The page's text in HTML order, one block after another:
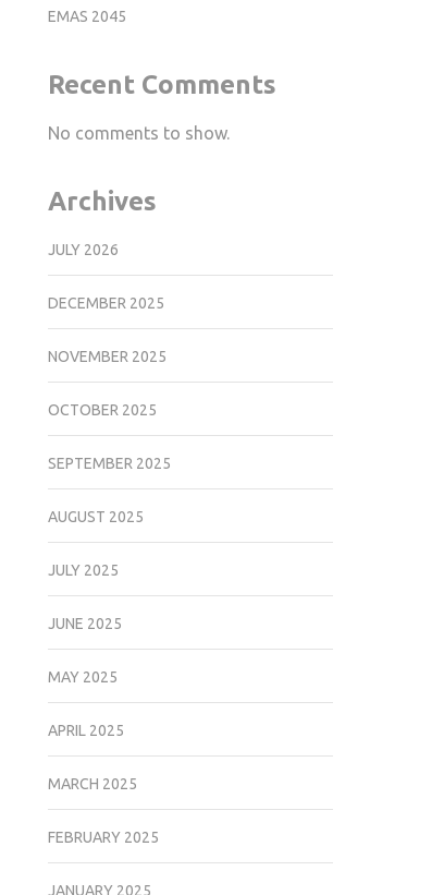
EMAS 2045
Recent Comments
No comments to show.
Archives
JULY 2026
DECEMBER 2025
NOVEMBER 2025
OCTOBER 2025
SEPTEMBER 2025
AUGUST 2025
JULY 2025
JUNE 2025
MAY 2025
APRIL 2025
MARCH 2025
FEBRUARY 2025
JANUARY 2025